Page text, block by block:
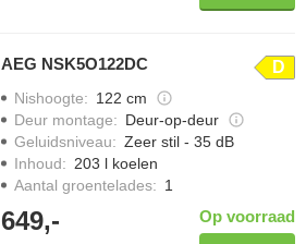
AEG NSK5O122DC D
Nishoogte: 122 cm
Deur montage: Deur-op-deur
Geluidsniveau: Zeer stil - 35 dB
Inhoud: 203 l koelen
Aantal groentelades: 1
649,- Op voorraad